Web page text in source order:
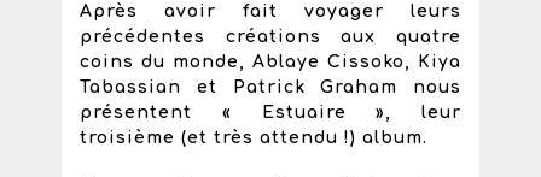
Après avoir fait voyager leurs
précédentes créations aux quatre
coins du monde, Ablaye Cissoko, Kiya
Tabassian et Patrick Graham nous
présentent « Estuaire », leur
troisième (et très attendu !) album.